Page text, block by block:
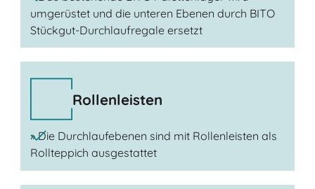
umgerüstet und die unteren Ebenen durch BITO
Stückgut-Durchlaufregale ersetzt
Rollenleisten
» Die Durchlaufebenen sind mit Rollenleisten als
Rollteppich ausgestattet